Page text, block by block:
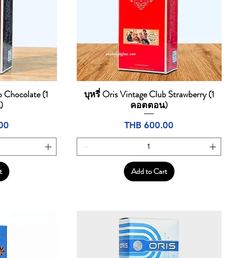
(1
Quick View
บุหรี่ Oris Vintage Club Strawberry (1
คอตตอน)
Price
THB 600.00
Add to Cart